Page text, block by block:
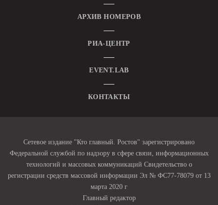
АРХИВ НОМЕРОВ
РИА-ЦЕНТР
EVENT.LAB
КОНТАКТЫ
Сетевое издание "Кто главный. Ростов" зарегистрировано
Федеральной службой по надзору в сфере связи, информационных
технологий и массовых коммуникаций Свидетельство о
регистрации средств массовой информации Эл № ФС77-78079 от 13
марта 2020 г
Главный редактор